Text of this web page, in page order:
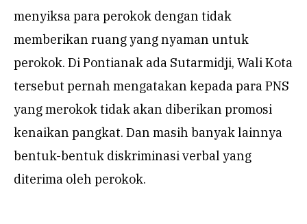
menyiksa para perokok dengan tidak
memberikan ruang yang nyaman untuk
perokok. Di Pontianak ada Sutarmidji, Wali Kota
tersebut pernah mengatakan kepada para PNS
yang merokok tidak akan diberikan promosi
kenaikan pangkat. Dan masih banyak lainnya
bentuk-bentuk diskriminasi verbal yang
diterima oleh perokok.